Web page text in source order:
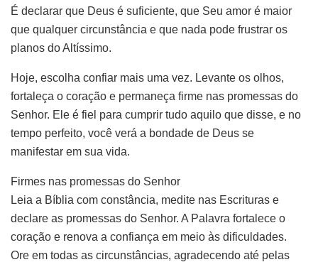
É declarar que Deus é suficiente, que Seu amor é maior
que qualquer circunstância e que nada pode frustrar os
planos do Altíssimo.
Hoje, escolha confiar mais uma vez. Levante os olhos,
fortaleça o coração e permaneça firme nas promessas do
Senhor. Ele é fiel para cumprir tudo aquilo que disse, e no
tempo perfeito, você verá a bondade de Deus se
manifestar em sua vida.
Firmes nas promessas do Senhor
Leia a Bíblia com constância, medite nas Escrituras e
declare as promessas do Senhor. A Palavra fortalece o
coração e renova a confiança em meio às dificuldades.
Ore em todas as circunstâncias, agradecendo até pelas